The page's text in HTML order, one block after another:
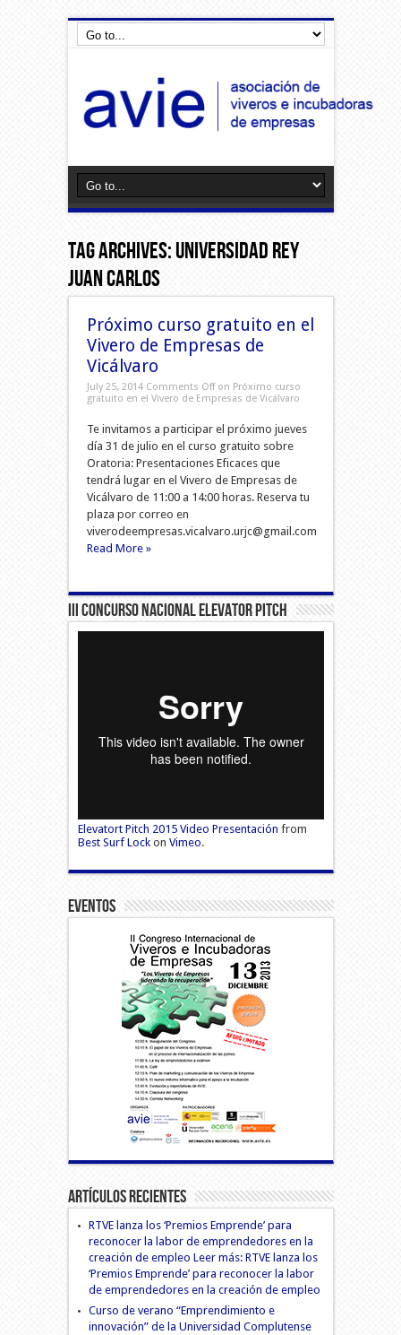
Tag Archives:Universidad Rey
Juan Carlos
Próximo curso gratuito en el
Vivero de Empresas de
Vicálvaro
July 25, 2014 Comments Offon Próximo curso
gratuito en el Vivero de Empresas de Vicálvaro
Te invitamos a participar el próximo jueves
día 31 de julio en el curso gratuito sobre
Oratoria: Presentaciones Eficaces que
tendrá lugar en el Vivero de Empresas de
Vicálvaro de 11:00 a 14:00 horas. Reserva tu
plaza por correo en
viverodeempresas.vicalvaro.urjc@gmail.com
Read More »
III Concurso Nacional Elevator Pitch
Elevatort Pitch 2015 Video Presentación from
Best Surf Lockon Vimeo.
Eventos
Artículos Recientes
RTVE lanza los ‘Premios Emprende’ para
reconocer la labor de emprendedores en la
creación de empleo Leer más: RTVE lanza los
‘Premios Emprende’ para reconocer la labor
de emprendedores en la creación de empleo
Curso de verano “Emprendimiento e
innovación” de la Universidad Complutense